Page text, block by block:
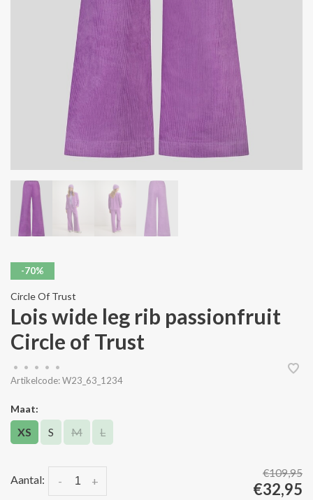
-70%
Circle Of Trust
Lois wide leg rib passionfruit
Circle of Trust
• • • •
•
Artikelcode:W23_63_1234
Maat:
XS S M L
Aantal: +
-
€109,95
€32,95